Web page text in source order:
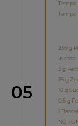
Step
05
Tempo
Tempo
230 g
in casa
3 g
25 g
10 g
0,5 g
1